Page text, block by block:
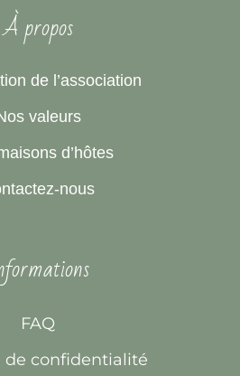
À propos
de l’association
valeurs
d’hôtes
nous
FAQ
de confidentialité